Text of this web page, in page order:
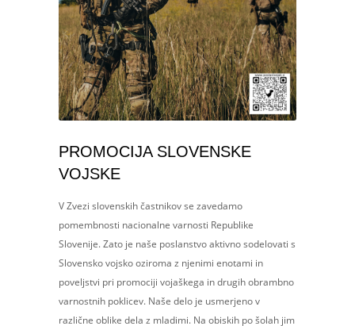
PROMOCIJA SLOVENSKE
VOJSKE
V Zvezi slovenskih častnikov se zavedamo
pomembnosti nacionalne varnosti Republike
Slovenije. Zato je naše poslanstvo aktivno sodelovati s
Slovensko vojsko oziroma z njenimi enotami in
poveljstvi pri promociji vojaškega in drugih obrambno
varnostnih poklicev. Naše delo je usmerjeno v
različne oblike dela z mladimi. Na obiskih po šolah jim